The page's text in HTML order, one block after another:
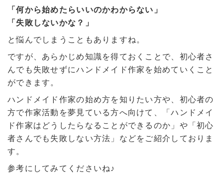
「何から始めたらいいのかわからない」
「失敗しないかな？」
と悩んでしまうこともありますね。
ですが、あらかじめ知識を得ておくことで、初心者さ
んでも失敗せずにハンドメイド作家を始めていくこと
ができます。
ハンドメイド作家の始め方を知りたい方や、初心者の
方で作家活動を夢見ている方へ向けて、「ハンドメイ
ド作家はどうしたらなることができるのか」や「初心
者さんでも失敗しない方法」などをご紹介しておりま
す。
参考にしてみてくださいね♪